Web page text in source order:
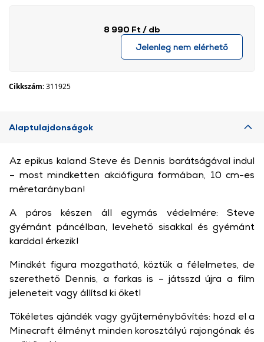
8 990 Ft / db
Jelenleg nem elérhető
Cikkszám:311925
Alaptulajdonságok
Az epikus kaland Steve és Dennis barátságával indul
– most mindketten akciófigura formában, 10 cm-es
méretarányban!
A páros készen áll egymás védelmére: Steve
gyémánt páncélban, levehető sisakkal és gyémánt
karddal érkezik!
Mindkét figura mozgatható, köztük a félelmetes, de
szerethető Dennis, a farkas is – játsszd újra a film
jeleneteit vagy állítsd ki őket!
Tökéletes ajándék vagy gyűjteménybővítés: hozd el a
Minecraft élményt minden korosztályú rajongónak és